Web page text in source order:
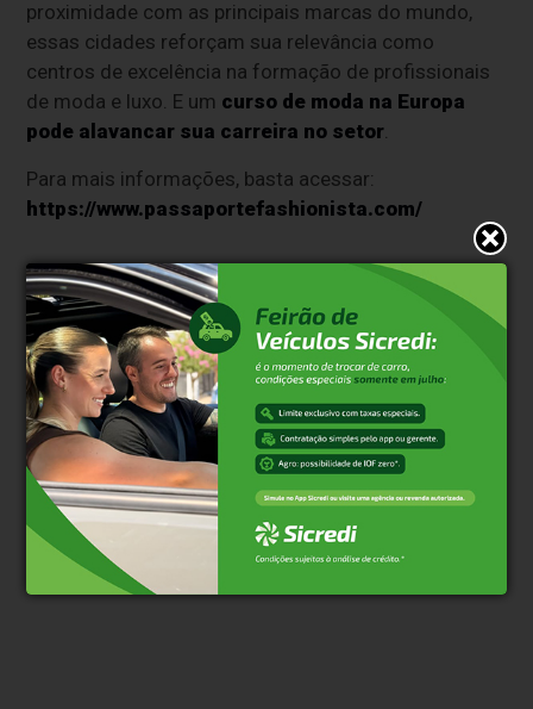
proximidade com as principais marcas do mundo,
essas cidades reforçam sua relevância como
centros de excelência na formação de profissionais
de moda e luxo. E um curso de moda na Europa
pode alavancar sua carreira no setor.
Para mais informações, basta acessar:
https://www.passaportefashionista.com/
Clique aqui e faça parte do nosso grupo no
WhatsApp